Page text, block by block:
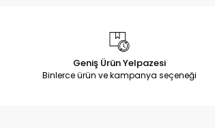
Geniş Ürün Yelpazesi
Binlerce ürün ve kampanya seçeneği